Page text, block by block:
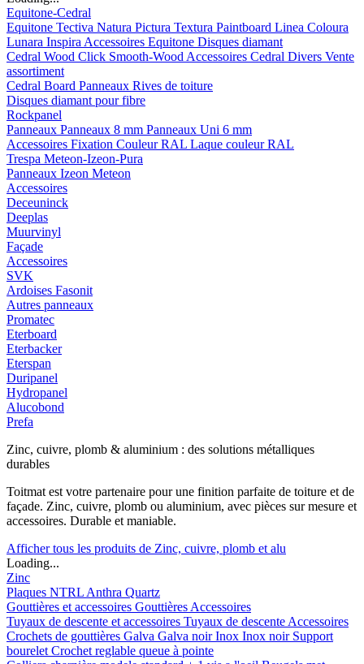
Equitone-Cedral
Equitone Tectiva Natura Pictura Textura Paintboard Linea Coloura
Lunara Inspira Accessoires Equitone Disques diamant
Cedral Wood Click Smooth-Wood Accessoires Cedral Divers Vente
assortiment
Cedral Board Panneaux Rives de toiture
Disques diamant pour fibre
Rockpanel
Panneaux Panneaux 8 mm Panneaux Uni 6 mm
Accessoires Fixation Couleur RAL Laque couleur RAL
Trespa Meteon-Izeon-Pura
Panneaux Izeon Meteon
Accessoires
Deceuninck
Deeplas
Muurvinyl
Façade
Accessoires
SVK
Ardoises Fasonit
Autres panneaux
Promatec
Eterboard
Eterbacker
Eterspan
Duripanel
Hydropanel
Alucobond
Prefa
Zinc, cuivre, plomb & aluminium : des solutions métalliques
durables
Toitmat est votre partenaire pour une finition parfaite de toiture et de
façade. Zinc, cuivre, plomb ou aluminium, avec pièces sur mesure et
accessoires. Durable et maniable.
Afficher tous les produits de Zinc, cuivre, plomb et alu
Loading...
Zinc
Plaques NTRL Anthra Quartz
Gouttières et accessoires Gouttières Accessoires
Tuyaux de descente et accessoires Tuyaux de descente Accessoires
Crochets de gouttières Galva Galva noirInox Inox noir Support
bourelet Crochet reglable queue à pointe